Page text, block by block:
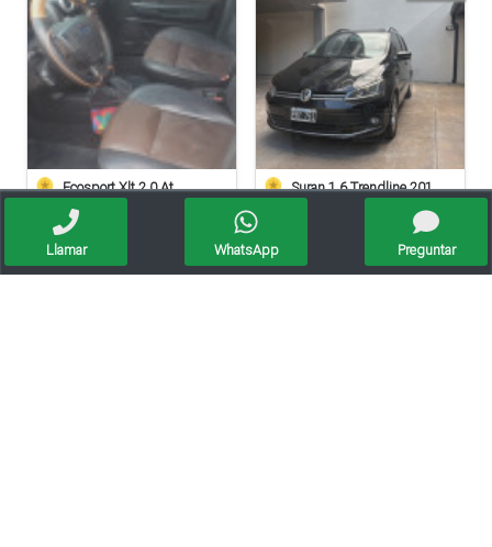
Ecosport Xlt 2.0 At Suran 1.6 Trendline 2015 – Impecable
Oportunidad
Llamar WhatsApp Preguntar